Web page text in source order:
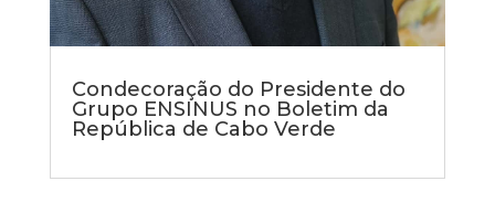
Condecoração do Presidente do
Grupo ENSINUS no Boletim da
República de Cabo Verde